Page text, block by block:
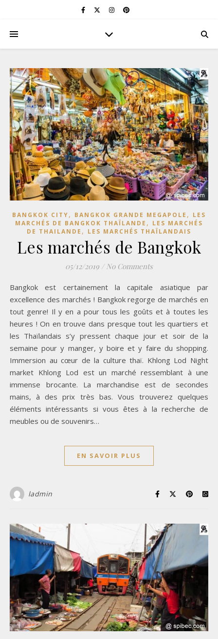
BANGKOK CITY, BANGKOK GRANDE MEGAPOLE , LES
MARCHÉS DE BANGKOK THAÏLANDE , LES MARCHÉS
DE THAILANDE , LES MARCHÉS THAÏLANDAIS
Les marchés de Bangkok
05/12/2019 / No Comments
Bangkok est certainement la capitale asiatique par
excellence des marchés ! Bangkok regorge de marchés en
tout genre! Il y en a pour tous les goûts et à toutes les
heures ! On en trouve dans presque tout les quartiers et
les Thaïlandais s’y pressent chaque jour et soir de la
semaine pour y manger, y boire et y faire du shopping.
Immersion au cœur de la culture thaï. Khlong Lod Night
market Khlong Lod est un marché ressemblant à une
immense brocante. La marchandise est de secondes
mains, à des prix très bas. Vous trouverez quelques
éléments intéressants si vous êtes à la recherche de
meubles ou de souvenirs…
EN SAVOIR PLUS
ladmin